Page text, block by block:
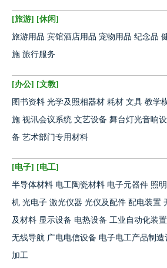
[旅游] [休闲]
旅游用品 宾馆酒店用品 宠物用品 纪念品
施 旅行服务
[办公] [文教]
图书资料 光学及照相器材 耗材 文具 教学
施 视讯会议系统 文艺设备 舞台灯光音响
备 艺术部门专用材料
[电子] [电工]
半导体材料 电工陶瓷材料 电子元器件 照
机 光电子 激光仪器 光仪及配件 配电装置
及材料 显示设备 电热设备 工业自动化装置
无线导航 广电电信设备 电子电工产品制造
加工